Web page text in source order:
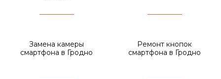
Замена камеры
смартфона в Гродно
Ремонт кнопок
смартфона в Гродно